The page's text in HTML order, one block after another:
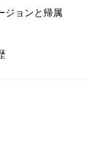
ジョンと帰属